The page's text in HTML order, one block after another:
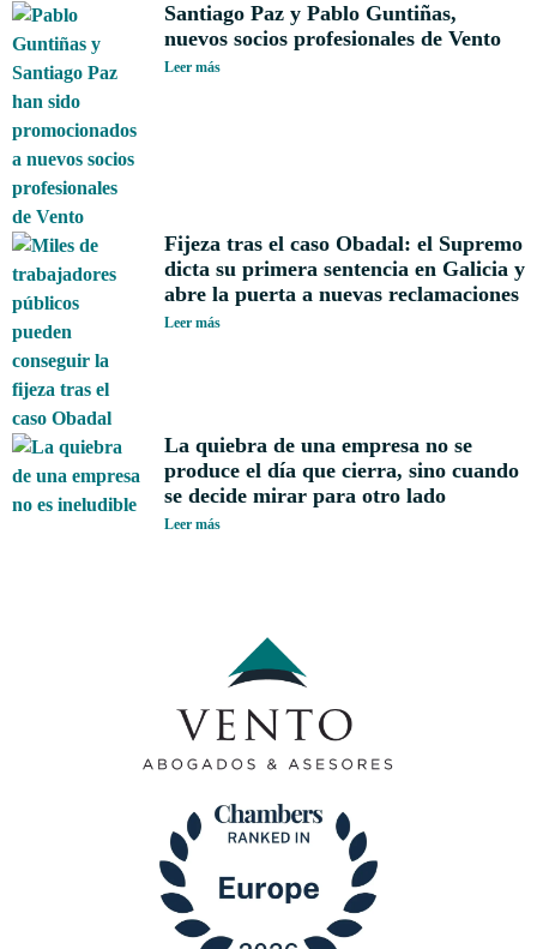
Santiago Paz y Pablo Guntiñas,
nuevos socios profesionales de Vento
Leer más
Fijeza tras el caso Obadal: el Supremo
dicta su primera sentencia en Galicia y
abre la puerta a nuevas reclamaciones
Leer más
La quiebra de una empresa no se
produce el día que cierra, sino cuando
se decide mirar para otro lado
Leer más